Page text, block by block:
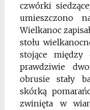
czwórki
umieszczono
Wielkanoc
stołu
stojące
prawdziwie
obrusie stały
skórką
zwinięta w